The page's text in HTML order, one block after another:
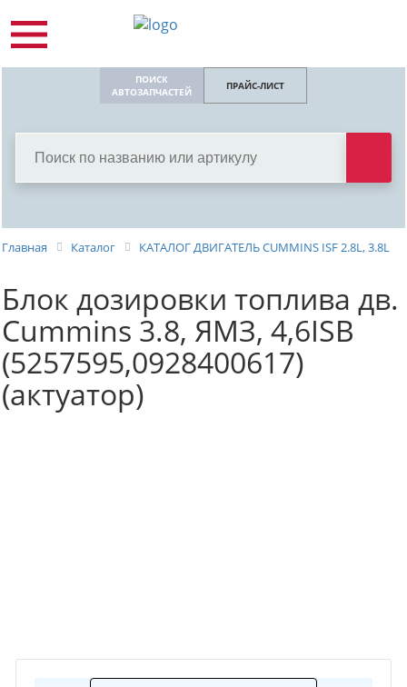
ПОИСК
АВТОЗАПЧАСТЕЙ
ПРАЙС-ЛИСТ
Главная Каталог КАТАЛОГ ДВИГАТЕЛЬ СUMMINS ISF 2.8L, 3.8L
Блок дозировки топлива дв.
Cummins 3.8, ЯМЗ, 4,6ISB
(5257595,0928400617)
(актуатор)